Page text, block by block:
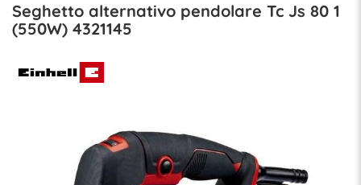
Seghetto alternativo pendolare Tc Js 80 1
(550W) 4321145